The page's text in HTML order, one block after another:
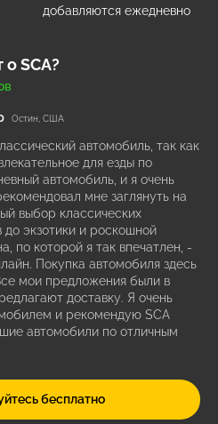
добавляются ежедневно
SCA?
Остин, США
автомобиль, так как
для езды по
автомобиль, и я очень
мне заглянуть на
выбор классических
экзотики и роскошной
по которой я так впечатлен, -
Покупка автомобиля здесь
мои предложения были в
доставку. Я очень
и рекомендую SCA
автомобили по отличным
бесплатно